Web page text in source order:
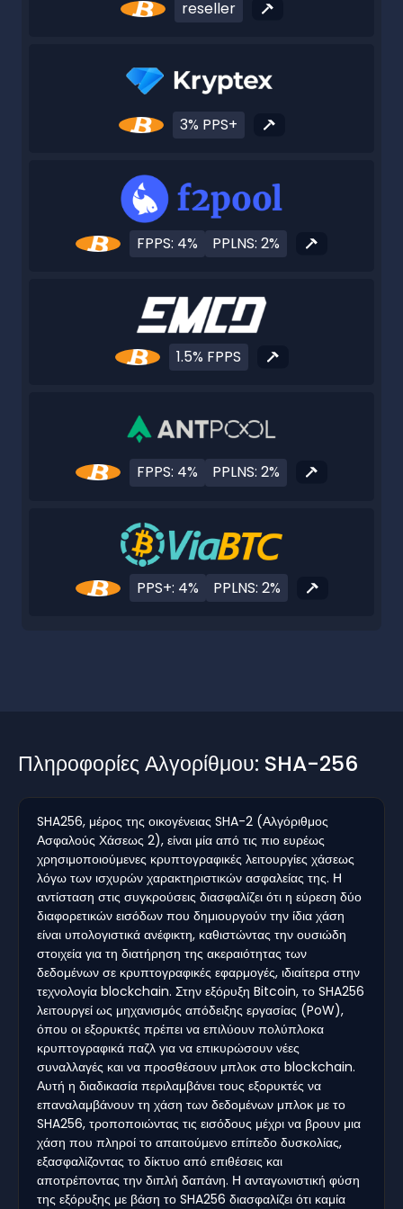
reseller
3% PPS+
FPPS: 4% PPLNS: 2%
1.5% FPPS
FPPS: 4% PPLNS: 2%
PPS+: 4% PPLNS: 2%
Πληροφορίες Αλγορίθμου: SHA-256
SHA256, μέρος της οικογένειας SHA-2 (Αλγόριθμος
Ασφαλούς Χάσεως 2), είναι μία από τις πιο ευρέως
χρησιμοποιούμενες κρυπτογραφικές λειτουργίες χάσεως
λόγω των ισχυρών χαρακτηριστικών ασφαλείας της. Η
αντίσταση στις συγκρούσεις διασφαλίζει ότι η εύρεση δύο
διαφορετικών εισόδων που δημιουργούν την ίδια χάση
είναι υπολογιστικά ανέφικτη, καθιστώντας την ουσιώδη
στοιχεία για τη διατήρηση της ακεραιότητας των
δεδομένων σε κρυπτογραφικές εφαρμογές, ιδιαίτερα στην
τεχνολογία blockchain. Στην εξόρυξη Bitcoin, το SHA256
λειτουργεί ως μηχανισμός απόδειξης εργασίας (PoW),
όπου οι εξορυκτές πρέπει να επιλύουν πολύπλοκα
κρυπτογραφικά παζλ για να επικυρώσουν νέες
συναλλαγές και να προσθέσουν μπλοκ στο blockchain.
Αυτή η διαδικασία περιλαμβάνει τους εξορυκτές να
επαναλαμβάνουν τη χάση των δεδομένων μπλοκ με το
SHA256, τροποποιώντας τις εισόδους μέχρι να βρουν μια
χάση που πληροί το απαιτούμενο επίπεδο δυσκολίας,
εξασφαλίζοντας το δίκτυο από επιθέσεις και
αποτρέποντας την διπλή δαπάνη. Η ανταγωνιστική φύση
της εξόρυξης με βάση το SHA256 διασφαλίζει ότι καμία